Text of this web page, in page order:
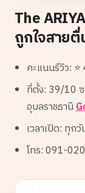
The
ถูกใจสายตื่
คะแนนรีวิว:
ที่ตั้ง: 39/10 ซ
อุบลราชธานี
เวลาเปิด: ทุก
โทร: 091-